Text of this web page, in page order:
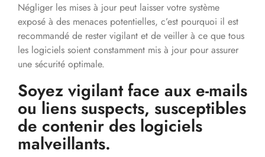
Négliger les mises à jour peut laisser votre système
exposé à des menaces potentielles, c’est pourquoi il est
recommandé de rester vigilant et de veiller à ce que tous
les logiciels soient constamment mis à jour pour assurer
une sécurité optimale.
Soyez vigilant face aux e-mails
ou liens suspects, susceptibles
de contenir des logiciels
malveillants.